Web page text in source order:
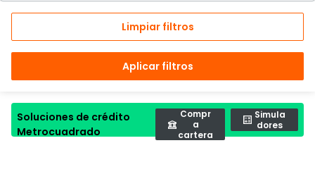
Limpiar filtros
Aplicar filtros
Soluciones de crédito
Metrocuadrado
Compr
a
cartera
Simula
dores